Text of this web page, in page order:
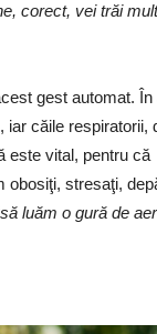
corect, vei trăi
gest automat.
iar căile respiratorii,
este vital, pentru că
obosiţi, stresaţi,
să luăm o gură de